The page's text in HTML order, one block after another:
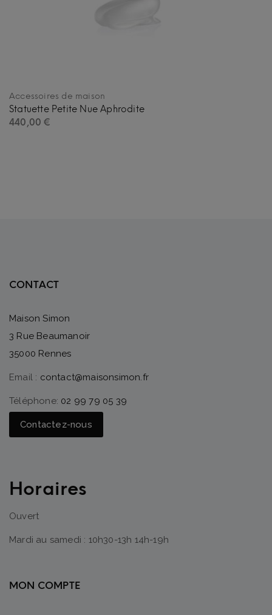
Accessoires de maison
Statuette Petite Nue Aphrodite
440,00€
CONTACT
Maison Simon
3 Rue Beaumanoir
35000 Rennes
Email : contact@maisonsimon.fr
Téléphone: 02 99 79 05 39
Contactez-nous
Horaires
Ouvert
Mardi au samedi : 10h30-13h 14h-19h
MON COMPTE